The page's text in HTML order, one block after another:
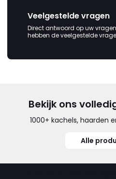
Veelgestelde vragen
Direct antwoord op uw
hebben de veelgestelde
Bekijk ons
1000+ kachels, haarden
Alle